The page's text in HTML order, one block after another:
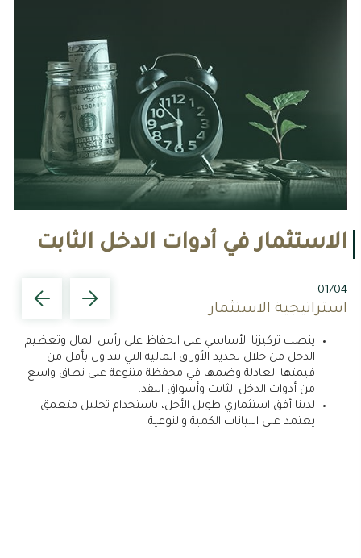
الاستثمار في أدوات الدخل الثابت
01/04
استراتيجية الاستثمار
ينصب تركيزنا الأساسي على الحفاظ على رأس المال وتعظيم
الدخل من خلال تحديد الأوراق المالية التي تتداول بأقل من
قيمتها العادلة وضمها في محفظة متنوعة على نطاق واسع
من أدوات الدخل الثابت وأسواق النقد.
لدينا أفق استثماري طويل الأجل، باستخدام تحليل متعمق
يعتمد على البيانات الكمية والنوعية.